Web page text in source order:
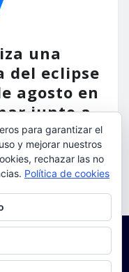
una
del eclipse
agosto en
junto a
para garantizar el
y mejorar nuestros
rechazar las no
Política de cookies
gestionar las cookies,